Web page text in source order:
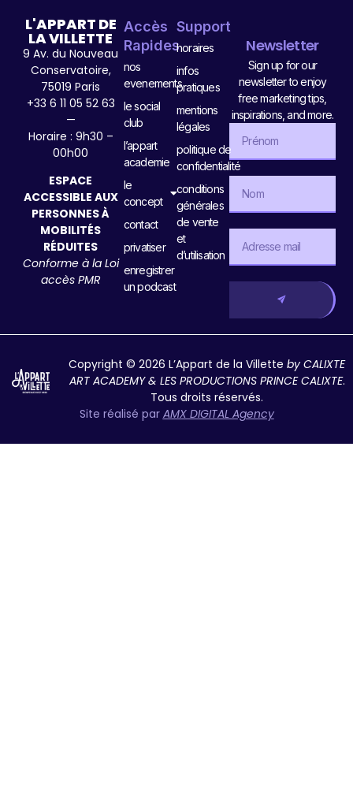
L'APPART DE
LA VILLETTE
9 Av. du Nouveau
Conservatoire,
75019 Paris
+33 6 11 05 52 63
—
Horaire : 9h30 –
00h00
ESPACE
ACCESSIBLE AUX
PERSONNES À
MOBILITÉS
RÉDUITES
Conforme à la Loi
accès PMR
Accès
Rapides
nos
evenements
le social
club
l’appart
academie
le
concept
contact
privatiser
enregistrer
un podcast
Support
horaires
infos
pratiques
mentions
légales
politique de
confidentialité
conditions
générales
de vente
et
d’utilisation
Newsletter
Sign up for our
newsletter to enjoy
free marketing tips,
inspirations, and more.
Copyright © 2026 L’Appart de la Villetteby CALIXTE
ART ACADEMY & LES PRODUCTIONS PRINCE CALIXTE.
Tous droits réservés.
Site réalisé par AMX DIGITAL Agency